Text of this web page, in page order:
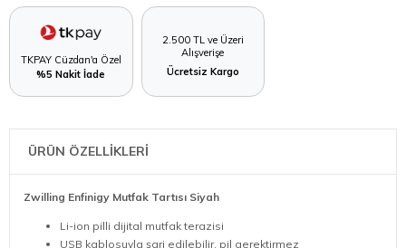
TKPAY Cüzdan'a Özel
%5 Nakit İade
2.500 TL ve Üzeri
Alışverişe
Ücretsiz Kargo
ÜRÜN ÖZELLİKLERİ
Zwilling Enfinigy Mutfak Tartısı Siyah
Li-ion pilli dijital mutfak terazisi
USB kablosuyla şarj edilebilir, pil gerektirmez